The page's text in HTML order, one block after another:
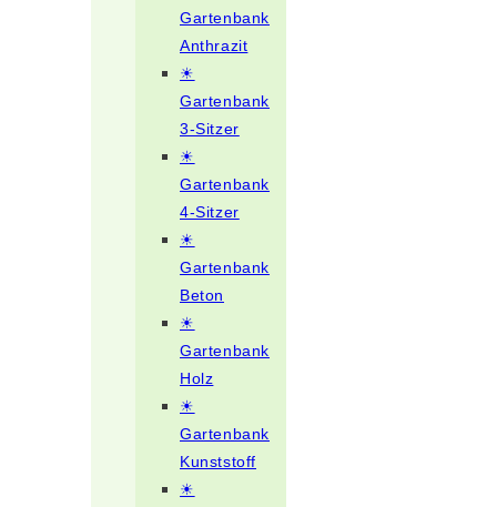
Gartenbank
Anthrazit
☀
Gartenbank
3-Sitzer
☀
Gartenbank
4-Sitzer
☀
Gartenbank
Beton
☀
Gartenbank
Holz
☀
Gartenbank
Kunststoff
☀